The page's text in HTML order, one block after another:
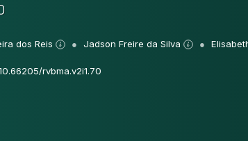
dos Reis Jadson Freire da Silva
rvbma.v2i1.70